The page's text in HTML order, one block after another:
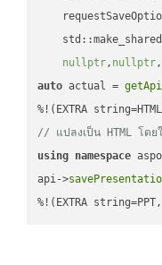
nullptr, nullptr,
auto actual = getApi
// แปลงเป็น HTML โด
using namespace
api->
%!(EXTRA